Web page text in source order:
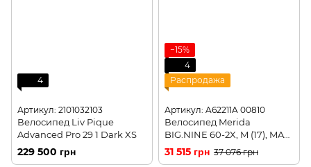
4
Артикул: 2101032103
Велосипед Liv Pique
Advanced Pro 29 1 Dark XS
229 500 грн
−15%
4
Распродажа
Артикул: A62211A 00810
Велосипед Merida
BIG.NINE 60-2X, M (17), MATT
DARK SILVER(SIL)
31 515 грн 37 076 грн